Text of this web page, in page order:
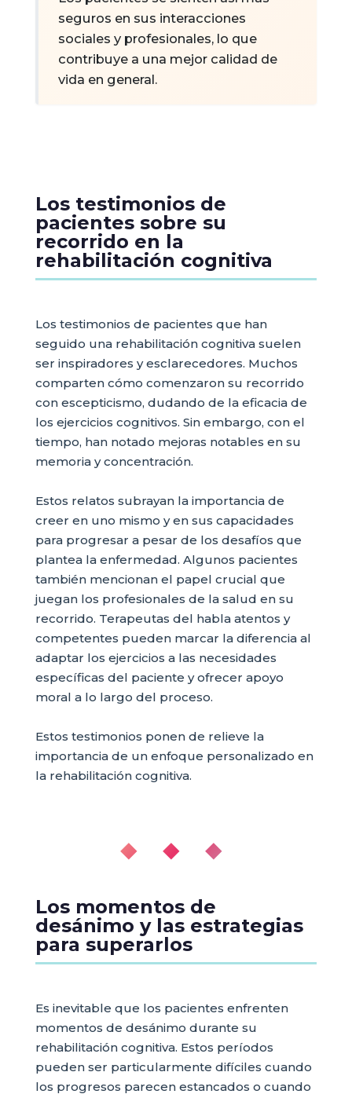
seguros en sus interacciones
sociales y profesionales, lo que
contribuye a una mejor calidad de
vida en general.
Los testimonios de
pacientes sobre su
recorrido en la
rehabilitación cognitiva
Los testimonios de pacientes que han
seguido una rehabilitación cognitiva suelen
ser inspiradores y esclarecedores. Muchos
comparten cómo comenzaron su recorrido
con escepticismo, dudando de la eficacia de
los ejercicios cognitivos. Sin embargo, con el
tiempo, han notado mejoras notables en su
memoria y concentración.
Estos relatos subrayan la importancia de
creer en uno mismo y en sus capacidades
para progresar a pesar de los desafíos que
plantea la enfermedad. Algunos pacientes
también mencionan el papel crucial que
juegan los profesionales de la salud en su
recorrido. Terapeutas del habla atentos y
competentes pueden marcar la diferencia al
adaptar los ejercicios a las necesidades
específicas del paciente y ofrecer apoyo
moral a lo largo del proceso.
Estos testimonios ponen de relieve la
importancia de un enfoque personalizado en
la rehabilitación cognitiva.
◆ ◆ ◆
Los momentos de
desánimo y las estrategias
para superarlos
Es inevitable que los pacientes enfrenten
momentos de desánimo durante su
rehabilitación cognitiva. Estos períodos
pueden ser particularmente difíciles cuando
los progresos parecen estancados o cuando